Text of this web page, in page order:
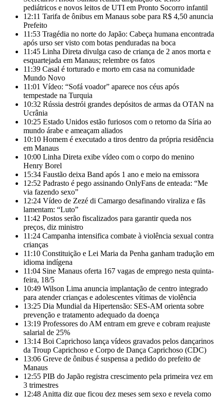
pediátricos e novos leitos de UTI em Pronto Socorro infantil
12:11 Tarifa de ônibus em Manaus sobe para R$ 4,50 anuncia
Prefeito
11:53 Tragédia no norte do Japão: Cabeça humana encontrada
após urso ser visto com botas penduradas na boca
11:45 Linha Direta divulga caso de criança de 2 anos morta e
esquartejada em Manaus; relembre os fatos
11:39 Casal é torturado e morto em casa na comunidade
Mundo Novo
11:01 Vídeo: “Sofá voador” aparece nos céus após
tempestade na Turquia
10:32 Rússia destrói grandes depósitos de armas da OTAN na
Ucrânia
10:25 Estado Unidos estão furiosos com o retorno da Síria ao
mundo árabe e ameaçam aliados
10:10 Homem é executado a tiros dentro da própria residência
em Manaus
10:00 Linha Direta exibe vídeo com o corpo do menino
Henry Borel
15:34 Faustão deixa Band após 1 ano e meio na emissora
12:52 Padrasto é pego assinando OnlyFans de enteada: “Me
via fazendo sexo”
12:24 Vídeo de Zezé di Camargo desafinando viraliza e fãs
lamentam: “Luto”
11:42 Postos serão fiscalizados para garantir queda nos
preços, diz ministro
11:24 Campanha intensifica combate à violência sexual contra
crianças
11:10 Constituição e Lei Maria da Penha ganham tradução em
idioma indígena
11:04 Sine Manaus oferta 167 vagas de emprego nesta quinta-
feira, 18/5
10:49 Wilson Lima anuncia implantação de centro integrado
para atender crianças e adolescentes vítimas de violência
13:25 Dia Mundial da Hipertensão: SES-AM orienta sobre
prevenção e tratamento adequado da doença
13:19 Professores do AM entram em greve e cobram reajuste
salarial de 25%
13:14 Boi Caprichoso lança vídeos gravados pelos dançarinos
da Troup Caprichoso e Corpo de Dança Caprichoso (CDC)
13:06 Greve de ônibus é suspensa a pedido do prefeito de
Manaus
12:55 PIB do Japão registra crescimento pela primeira vez em
3 trimestres
12:48 Anitta diz que ficou dez meses sem sexo e revela como